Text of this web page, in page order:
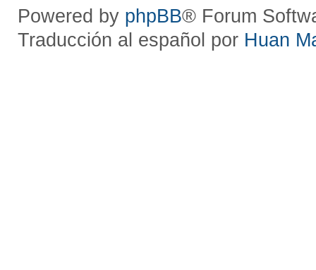
Powered by phpBB® Forum
Traducción al español por Huan